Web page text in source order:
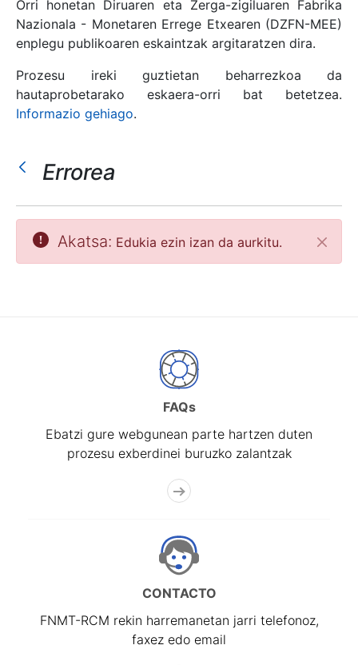
Erakutsi/Ezkutatu
Orri honetan Diruaren eta Zerga-zigiluaren Fabrika
Nazionala - Monetaren Errege Etxearen (DZFN-MEE)
enplegu publikoaren eskaintzak argitaratzen dira.
Prozesu ireki guztietan beharrezkoa da
hautaprobetarako eskaera-orri bat betetzea.
Informazio gehiago.
Errorea
Itxi
Akatsa: Edukia ezin izan da aurkitu.
FAQs
Ebatzi gure webgunean parte hartzen duten
prozesu exberdinei buruzko zalantzak
CONTACTO
FNMT-RCM rekin harremanetan jarri telefonoz,
faxez edo email